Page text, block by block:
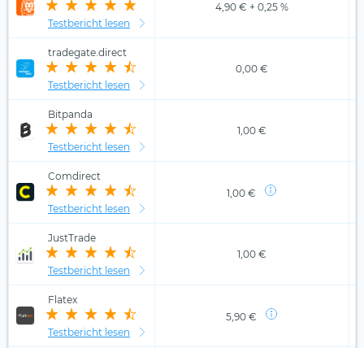
Testbericht lesen
4,90 € + 0,25 %
tradegate.direct
Testbericht lesen
0,00 €
Bitpanda
Testbericht lesen
1,00 €
Comdirect
Testbericht lesen
1,00 €
JustTrade
Testbericht lesen
1,00 €
Flatex
Testbericht lesen
5,90 €